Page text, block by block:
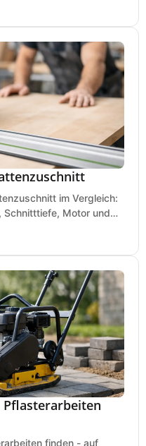
im Vergleich:
Schnitttiefe, Motor und
finden - auf